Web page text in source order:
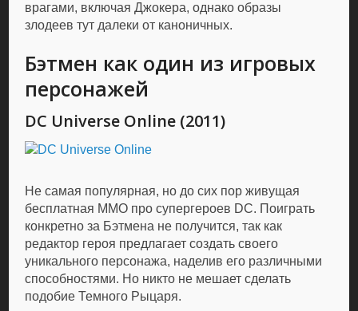
врагами, включая Джокера, однако образы
злодеев тут далеки от каноничных.
Бэтмен как один из игровых
персонажей
DC Universe Online (2011)
Не самая популярная, но до сих пор живущая
бесплатная MMO про супергероев DC. Поиграть
конкретно за Бэтмена не получится, так как
редактор героя предлагает создать своего
уникального персонажа, наделив его различными
способностями. Но никто не мешает сделать
подобие Темного Рыцаря.